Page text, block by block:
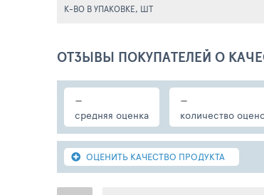
К-ВО В УПАКОВКЕ, ШТ
ОТЗЫВЫ ПОКУПАТЕЛЕЙ О
-
средняя оценка
-
количество
ОЦЕНИТЬ КАЧЕСТВО ПРОДУКТА